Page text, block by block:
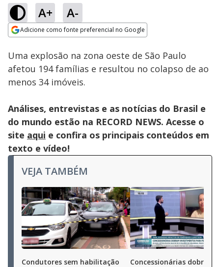
A+ A-
Adicione como fonte preferencial no Google
Ativar
Loaded:
11.04%
Uma explosão na zona oeste de São Paulo
afetou 194 famílias e resultou no colapso de ao
menos 34 imóveis.
Análises, entrevistas e as notícias do Brasil e
do mundo estão na RECORD NEWS. Acesse o
site aqui e confira os principais conteúdos em
texto e vídeo!
VEJA TAMBÉM
Condutores sem habilitação
Concessionárias dobram